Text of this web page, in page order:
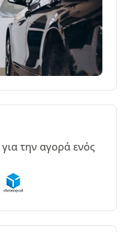
την αγορά ενός